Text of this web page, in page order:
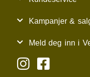
Kampanjer &
Meld deg inn i